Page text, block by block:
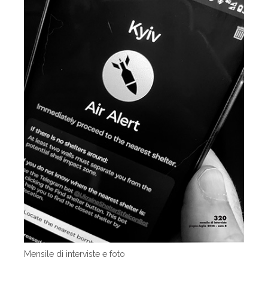
Mensile di interviste e foto